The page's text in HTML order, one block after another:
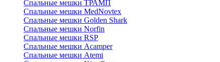
Спальные мешки ТРАМП
Cпальные мешки MedNovtex
Спальные мешки Golden Shark
Спальные мешки Norfin
Спальные мешки RSP
Спальные мешки Acamper
Спальные мешки Atemi